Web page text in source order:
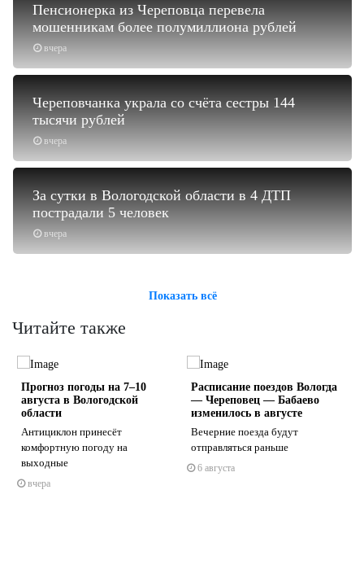
вчера
Пенсионерка из Череповца перевела
мошенникам более полумиллиона рублей
вчера
Череповчанка украла со счёта сестры 144
тысячи рублей
вчера
За сутки в Вологодской области в 4 ДТП
пострадали 5 человек
Показать всё
Читайте также
Прогноз погоды на 7–10
августа в Вологодской
области
Антициклон принесёт
комфортную погоду на
выходные
вчера
Расписание поездов Вологда
— Череповец — Бабаево
изменилось в августе
Вечерние поезда будут
отправляться раньше
6 августа